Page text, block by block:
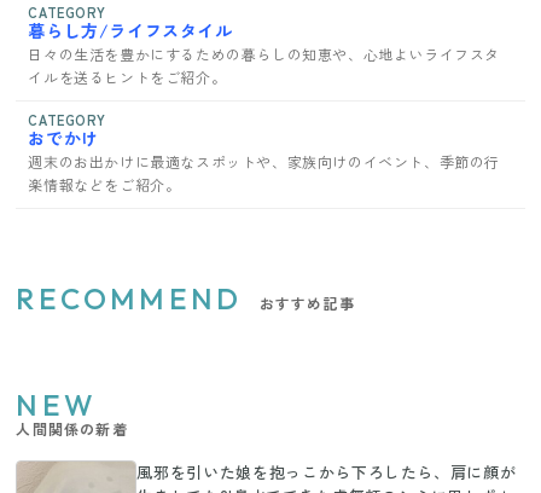
CATEGORY
暮らし方/ライフスタイル
日々の生活を豊かにするための暮らしの知恵や、心地よいライフスタ
イルを送るヒントをご紹介。
CATEGORY
おでかけ
週末のお出かけに最適なスポットや、家族向けのイベント、季節の行
楽情報などをご紹介。
RECOMMEND おすすめ記事
NEW
人間関係の新着
風邪を引いた娘を抱っこから下ろしたら、肩に顔が